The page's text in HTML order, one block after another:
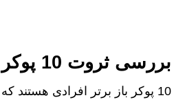
بررسی ثروت 10 پوکر باز برتر دنیا
10 پوکر باز برتر افرادی هستند